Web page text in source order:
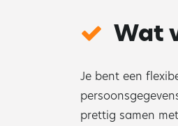
Wat
Je bent een
prettig samen